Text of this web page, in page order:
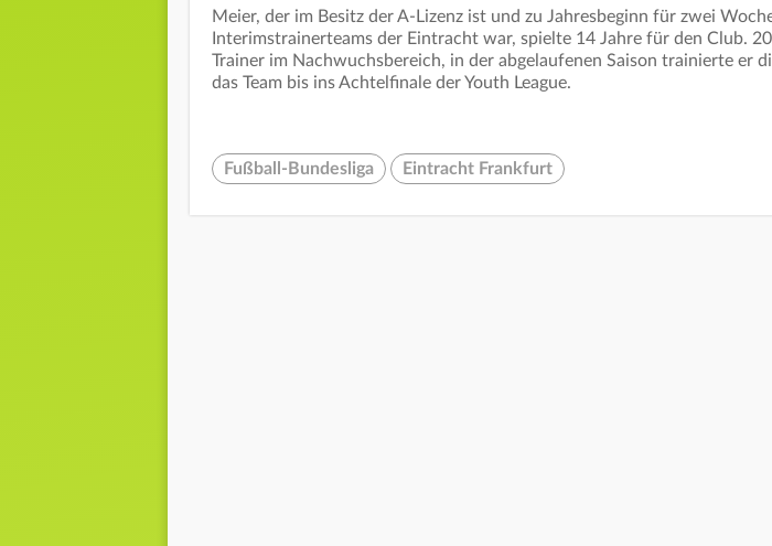
Meier, der im Besitz der A-Lizenz ist und zu Jahresbeginn für zwei
Interimstrainerteams der Eintracht war, spielte 14 Jahre für den Club.
Trainer im Nachwuchsbereich, in der abgelaufenen Saison trainierte er
das Team bis ins Achtelfinale der Youth League.
Fußball-Bundesliga Eintracht Frankfurt